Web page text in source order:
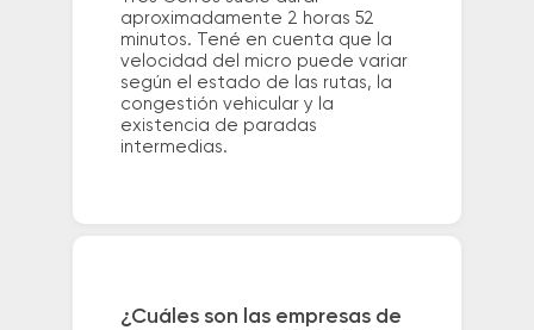
aproximadamente 2 horas 52
minutos. Tené en cuenta que la
velocidad del micro puede variar
según el estado de las rutas, la
congestión vehicular y la
existencia de paradas
intermedias.
¿Cuáles son las empresas de